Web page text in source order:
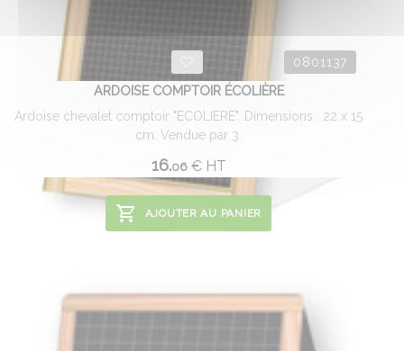
0801137
ARDOISE COMPTOIR ÉCOLIÈRE
Ardoise chevalet comptoir "ECOLIERE". Dimensions : 22 x 15
cm. Vendue par 3.
16.06 €HT
AJOUTER AU PANIER